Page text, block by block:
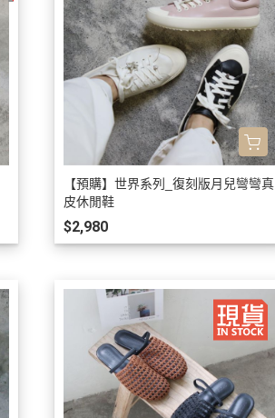
【預購】世界系列_復刻版月兒彎彎真
皮休閒鞋
$2,980